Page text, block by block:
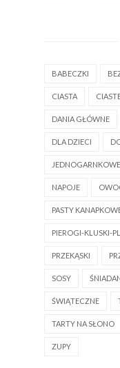
BABECZKI
CIASTA
DANIA GŁÓWNE
DLA DZIECI
JEDNOGARNKOWE
NAPOJE
PASTY
PIEROGI-KLUSKI-
PRZEKĄSKI
SOSY
ŚWIĄTECZNE
TARTY NA SŁONO
ZUPY